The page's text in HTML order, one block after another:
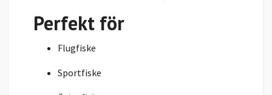
Perfekt för
Flugfiske
Sportfiske